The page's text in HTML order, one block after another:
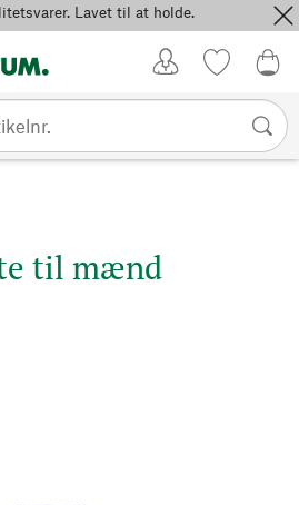
Lavet til at holde.
til mænd